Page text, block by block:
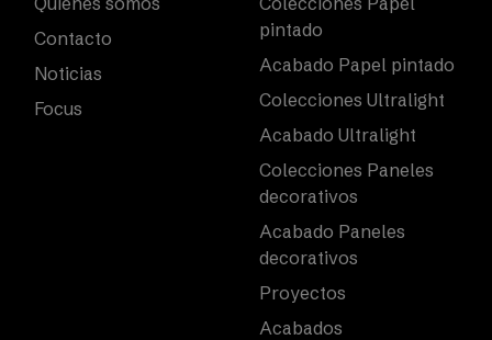
Contacto
Noticias
Focus
pintado
Acabado Papel pintado
Colecciones Ultralight
Acabado Ultralight
Colecciones Paneles
decorativos
Acabado Paneles
decorativos
Proyectos
Acabados